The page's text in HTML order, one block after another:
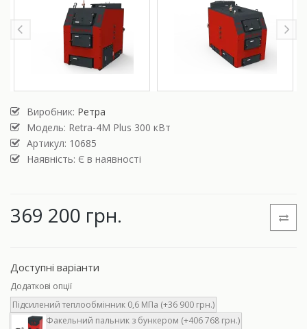
Виробник: Ретра
Модель: Retra-4М Plus 300 кВт
Артикул: 10685
Наявність: Є в наявності
369 200 грн.
Доступні варіанти
Додаткові опції
Підсилений теплообмінник 0,6 МПа (+36 900 грн.)
Факельний пальник з бункером (+406 768 грн.)